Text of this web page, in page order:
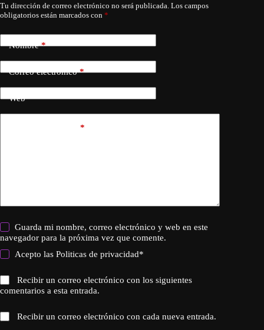
Tu dirección de correo electrónico no será publicada. Los campos
obligatorios están marcados con *
Nombre*
Correo electrónico*
Web
*
Guarda mi nombre, correo electrónico y web en este
navegador para la próxima vez que comente.
Acepto lasPoliticas de privacidad*
Recibir un correo electrónico con los siguientes
comentarios a esta entrada.
Recibir un correo electrónico con cada nueva entrada.